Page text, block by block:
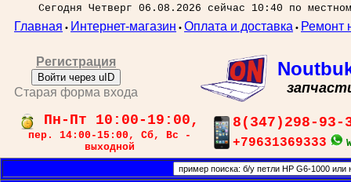
Сегодня Четверг 06.08.2026 сейчас 10:40 по
Главная • Интернет-магазин • Оплата и доставка • Ремонт
Регистрация
Войти через uID
Старая форма входа
Пн-Пт 10:00-19:00,
пер. 14:00-15:00, Сб, Вс -
выходной
8(347)298-93-
+79631369333